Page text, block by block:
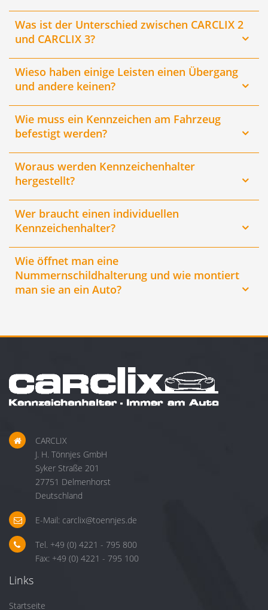
Was ist der Unterschied zwischen CARCLIX 2
und CARCLIX 3?
Wieso haben einige Leisten einen Übergang
und andere keinen?
Wie muss ein Kennzeichen am Fahrzeug
befestigt werden?
Woraus werden Kennzeichenhalter
hergestellt?
Wer braucht einen individuellen
Kennzeichenhalter?
Wie öffnet man eine
Nummernschildhalterung und wie montiert
man sie an ein Auto?
CARCLIX
J. H. Tönnjes GmbH
Syker Straße 201
27751 Delmenhorst
Deutschland
E-Mail: carclix@toennjes.de
Tel. +49 (0) 4221 - 795 800
Fax: +49 (0) 4221 - 795 100
Links
Startseite